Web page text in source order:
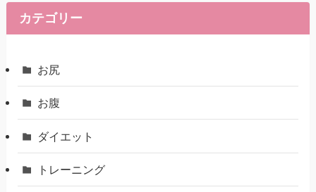
カテゴリー
お尻
お腹
ダイエット
トレーニング